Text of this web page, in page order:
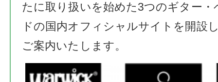
たに取り扱いを始めた3つのギター・
ドの国内オフィシャルサイトを開設
ご案内いたします。